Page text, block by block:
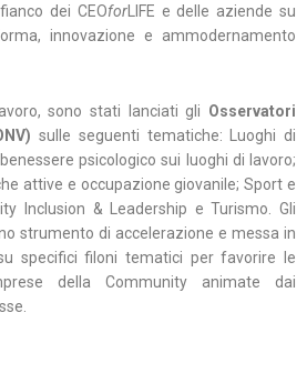
dei CEOforLIFE e delle aziende su
innovazione e ammodernamento
sono stati lanciati gli Osservatori
sulle seguenti tematiche: Luoghi di
psicologico sui luoghi di lavoro;
attive e occupazione giovanile; Sport e
Inclusion & Leadership e Turismo. Gli
strumento di accelerazione e messa in
specifici filoni tematici per favorire le
della Community animate dai